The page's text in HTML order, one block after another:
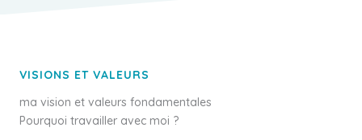
VISIONS ET VALEURS
ma vision et valeurs fondamentales
Pourquoi travailler avec moi ?